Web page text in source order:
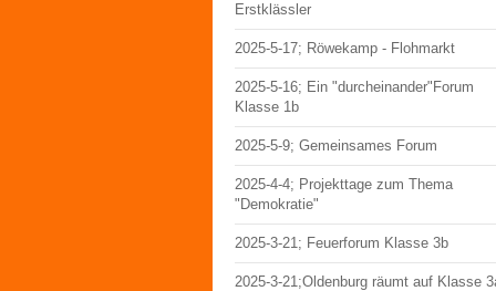
Erstklässler
2025-5-17; Röwekamp - Flohmarkt
2025-5-16; Ein "durcheinander"Forum
Klasse 1b
2025-5-9; Gemeinsames Forum
2025-4-4; Projekttage zum Thema
"Demokratie"
2025-3-21; Feuerforum Klasse 3b
2025-3-21;Oldenburg räumt auf Klasse